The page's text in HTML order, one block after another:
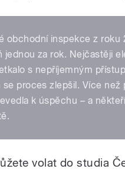
obchodní inspekce z
jednou za rok. Nejčastěji
s nepříjemným
proces zlepšil. Více
k úspěchu – a
volat do studia